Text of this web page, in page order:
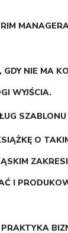
NIE MA
WYJŚCIA.
SZABLONU
O
I
PRAKTYKA